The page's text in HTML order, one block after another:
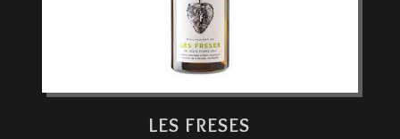
LES FRESES